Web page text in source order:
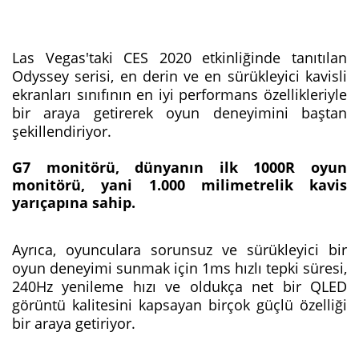
Las Vegas'taki CES 2020 etkinliğinde tanıtılan
Odyssey serisi, en derin ve en sürükleyici kavisli
ekranları sınıfının en iyi performans özellikleriyle
bir araya getirerek oyun deneyimini baştan
şekillendiriyor.
G7 monitörü, dünyanın ilk 1000R oyun
monitörü, yani 1.000 milimetrelik kavis
yarıçapına sahip.
Ayrıca, oyunculara sorunsuz ve sürükleyici bir
oyun deneyimi sunmak için 1ms hızlı tepki süresi,
240Hz yenileme hızı ve oldukça net bir QLED
görüntü kalitesini kapsayan birçok güçlü özelliği
bir araya getiriyor.